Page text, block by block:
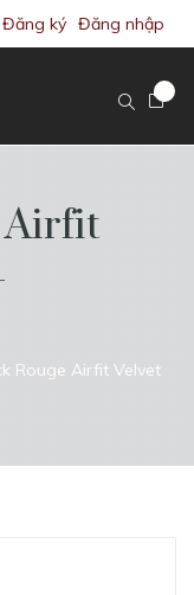
Đăng ký Đăng nhập
Airfit
Rouge Airfit Velvet